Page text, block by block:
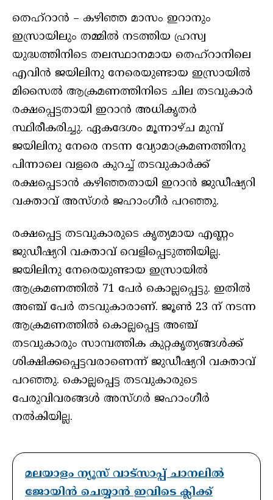
തെഹ്‌റാന്‍ – കഴിഞ്ഞ മാസം ഇറാനും
ഇസ്രായിലും തമ്മില്‍ നടത്തിയ ഹ്രസ്വ
യുദ്ധത്തിനിടെ തലസ്ഥാനമായ തെഹ്റാനിലെ
എവിന്‍ ജയിലിനു നേരെയുണ്ടായ ഇസ്രായില്‍
മിസൈല്‍ ആക്രമണത്തിനിടെ ചില തടവുകാര്‍
രക്ഷപ്പെട്ടതായി ഇറാന്‍ അധികൃതര്‍
സ്ഥിരീകരിച്ചു. ഏകദേശം മൂന്നാഴ്ച മുമ്പ്
ജയിലിനു നേരെ നടന്ന വ്യോമാക്രമണത്തിനു
പിന്നാലെ വളരെ കുറച്ച് തടവുകാര്‍ക്ക്
രക്ഷപ്പെടാന്‍ കഴിഞ്ഞതായി ഇറാന്‍ ജുഡീഷ്യറി
വക്താവ് അസ്ഗര്‍ ജഹാംഗീര്‍ പറഞ്ഞു.
രക്ഷപ്പെട്ട തടവുകാരുടെ കൃത്യമായ എണ്ണം
ജുഡീഷ്യറി വക്താവ് വെളിപ്പെടുത്തിയില്ല.
ജയിലിനു നേരെയുണ്ടായ ഇസ്രായില്‍
ആക്രമണത്തില്‍ 71 പേര്‍ കൊല്ലപ്പെട്ടു. ഇതില്‍
അഞ്ച് പേര്‍ തടവുകാരാണ്. ജൂണ്‍ 23 ന് നടന്ന
ആക്രമണത്തില്‍ കൊല്ലപ്പെട്ട അഞ്ച്
തടവുകാരും സാമ്പത്തിക കുറ്റകൃത്യങ്ങള്‍ക്ക്
ശിക്ഷിക്കപ്പെട്ടവരാണെന്ന് ജുഡീഷ്യറി വക്താവ്
പറഞ്ഞു. കൊല്ലപ്പെട്ട തടവുകാരുടെ
പേരുവിവരങ്ങള്‍ അസ്ഗര്‍ ജഹാംഗീര്‍
നല്‍കിയില്ല.
മലയാളം ന്യൂസ് വാട്സാപ്പ് ചാനലിൽ
ജോയിൻ ചെയ്യാൻ ഇവിടെ ക്ലിക്ക്